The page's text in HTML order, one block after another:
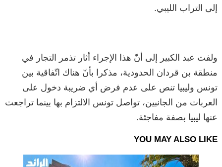
إلى التراب الليبي.
ولفت عبد الكبير إلى أنّ هذا الإجراء أثار تذمر التجار في
منطقة بن قردان الحدودية، مذكرا بأنّ هناك اتّفاقية بين
تونس وليبيا تنص على عدم فرض أي ضريبة دخول على
العربات من الجانبين، تواصل تونس الالتزام بها بينما تراجعت
عنها ليبيا بصفة مفاجئة.
YOU MAY ALSO LIKE